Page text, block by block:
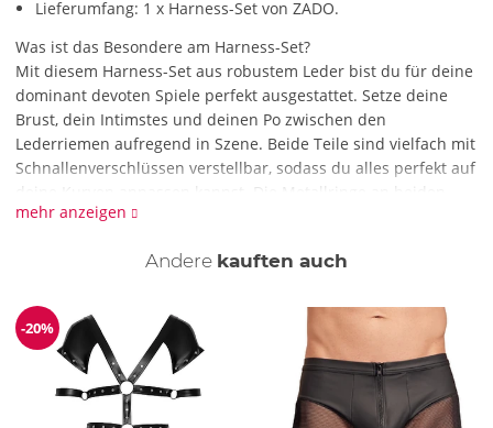
Lieferumfang: 1 x Harness-Set von ZADO.
Was ist das Besondere am Harness-Set?
Mit diesem Harness-Set aus robustem Leder bist du für deine
dominant devoten Spiele perfekt ausgestattet. Setze deine
Brust, dein Intimstes und deinen Po zwischen den
Lederriemen aufregend in Szene. Beide Teile sind vielfach mit
Schnallenverschlüssen verstellbar, sodass du alles perfekt auf
deine Kurven anpassen kannst. Die Metallringe an beiden
Harnessen sind nicht nur dekorativ, sie laden auch zu
Reinige Brust- und Hüft-Harness mit einem feuchten Tuch.
Wenn du eine besonders gründliche Reinigung bevorzugst,
empfehlen wir einen Toycleaner oder spezielle Leder-
Reinigungs- und Pflegeprodukte.
Spaltleder (Rind, chromfrei gegerbt), Polyurethan-
mehr anzeigen
Andere kauften auch
Reduzierung
-20%